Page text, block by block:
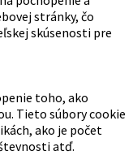
stránky, čo
skúsenosti pre
toho, ako
Tieto súbory cookie
ako je počet
atď.